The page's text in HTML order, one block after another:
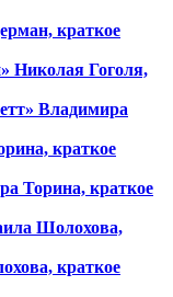
краткое
Николая Гоголя,
Владимира
краткое
Торина, краткое
Шолохова,
краткое